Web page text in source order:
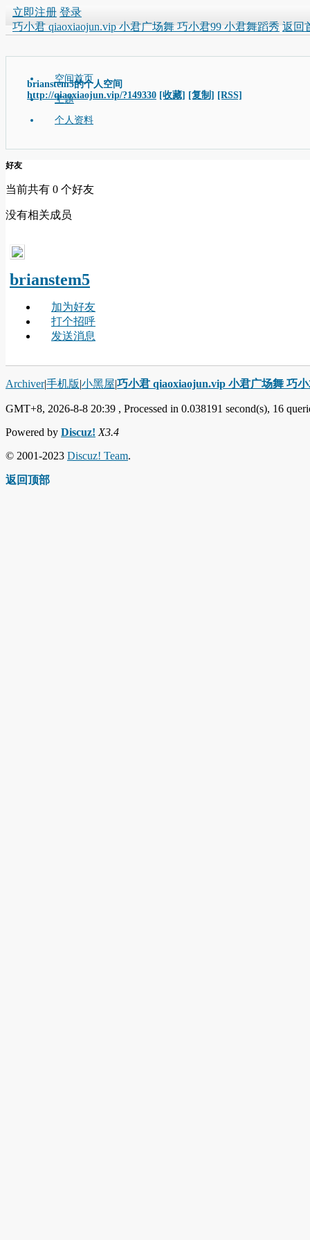
立即注册 登录
巧小君 qiaoxiaojun.vip 小君广场舞 巧小君99 小君舞蹈秀 返回
brianstem5的个人空间
http://qiaoxiaojun.vip/?149330 [收藏] [复制] [RSS]
空间首页
主题
个人资料
好友
当前共有 0 个好友
没有相关成员
brianstem5
加为好友
打个招呼
发送消息
Archiver|手机版|小黑屋|巧小君 qiaoxiaojun.vip 小君广场舞 巧
GMT+8, 2026-8-8 20:39 , Processed in 0.038191 second(s), 16
Powered by Discuz! X3.4
© 2001-2023 Discuz! Team.
返回顶部